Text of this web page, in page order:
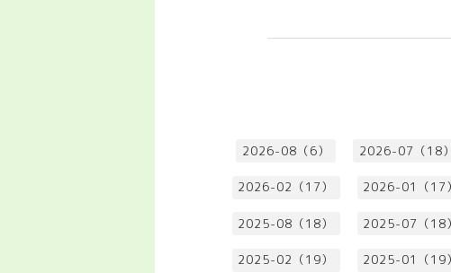
2026-08（6） 2026-07（18）
2026-02（17） 2026-01（17）
2025-08（18） 2025-07（18）
2025-02（19） 2025-01（19）